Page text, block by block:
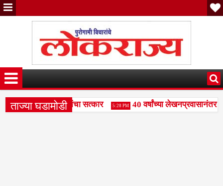
ताज्या घडामोडी
पाटील दुधगावकर यांचा सत्कार 5:28 PM
40 वर्षांच्या लेखनप्रवासानंतर